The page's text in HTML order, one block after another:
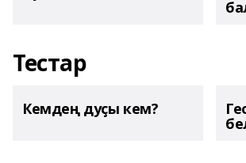
Тестар
Кемдең дуҫы кем?